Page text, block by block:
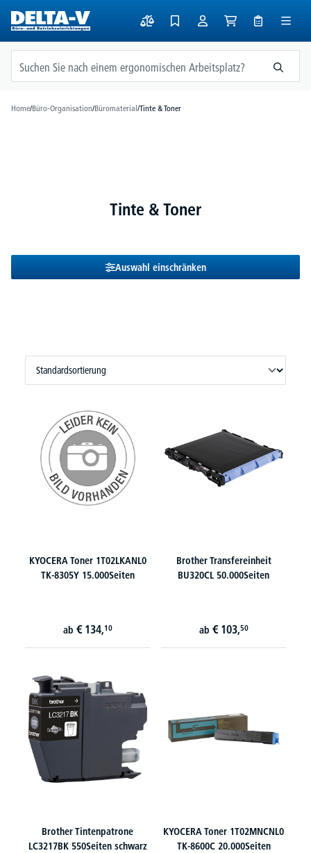
springen
Home/Büro-Organisation/Büromaterial/Tinte & Toner
Tinte & Toner
Auswahl einschränken
KYOCERA Toner 1T02LKANL0
TK-8305Y 15.000Seiten
ab € 134,10
Brother Transfereinheit
BU320CL 50.000Seiten
ab € 103,50
Brother Tintenpatrone
LC3217BK 550Seiten schwarz
KYOCERA Toner 1T02MNCNL0
TK-8600C 20.000Seiten